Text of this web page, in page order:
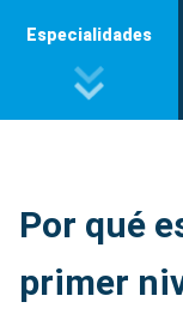
Especialidades
Por qué
primer